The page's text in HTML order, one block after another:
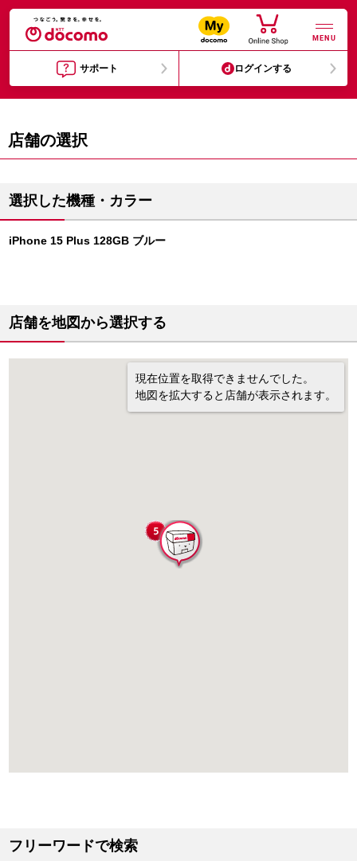
MENU
サポート ログインする
店舗の選択
選択した機種・カラー
iPhone 15 Plus 128GB ブルー
店舗を地図から選択する
現在位置を取得できませんでした。
地図を拡大すると店舗が表示されます。
フリーワードで検索